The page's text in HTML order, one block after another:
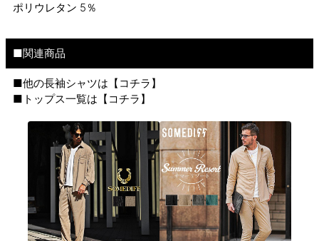
ポリウレタン 5％
■関連商品
■他の長袖シャツは【 コチラ 】
■トップス一覧は【 コチラ 】